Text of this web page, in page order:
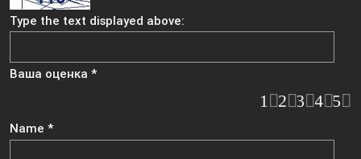
Name *
Type the text displayed above:
Ваша оценка *
5
4
3
2
1